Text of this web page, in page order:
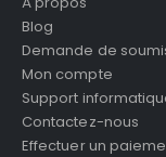
Blog
Demande de
Mon compte
Support
Contactez-nous
Effectuer un